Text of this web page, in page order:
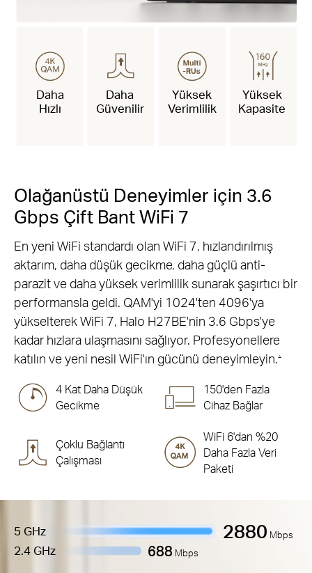
Daha
Hızlı
Daha
Güvenilir
Yüksek
Verimlilik
Yüksek
Kapasite
Olağanüstü Deneyimler için 3.6
Gbps Çift Bant WiFi 7
En yeni WiFi standardı olan WiFi 7, hızlandırılmış
aktarım, daha düşük gecikme, daha güçlü anti-
parazit ve daha yüksek verimlilik sunarak şaşırtıcı bir
performansla geldi. QAM'yi 1024'ten 4096'ya
yükselterek WiFi 7, Halo H27BE'nin 3.6 Gbps'ye
kadar hızlara ulaşmasını sağlıyor. Profesyonellere
katılın ve yeni nesil WiFi'ın gücünü deneyimleyin.△
4 Kat Daha Düşük
Gecikme
150'den Fazla
Cihaz Bağlar
Çoklu Bağlantı
Çalışması
WiFi 6'dan %20
Daha Fazla Veri
Paketi
5 GHz 2880 Mbps
2.4 GHz 688 Mbps